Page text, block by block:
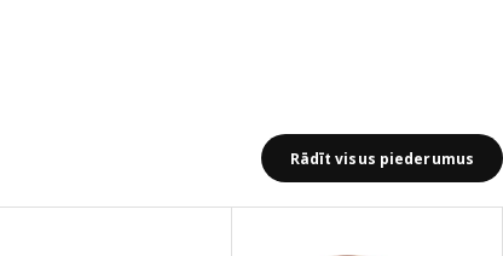
Rādīt visus piederumus